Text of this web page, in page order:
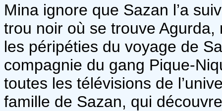
Mina ignore que Sazan l’a
trou noir où se trouve
les péripéties du voyage de
compagnie du gang Pique-
toutes les télévisions de
famille de Sazan, qui